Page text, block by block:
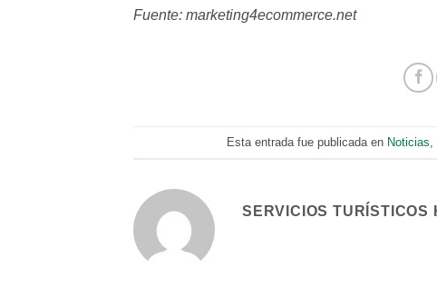
Fuente: marketing4ecommerce.net
Esta entrada fue publicada en Noticias ,
SERVICIOS TURÍSTICOS